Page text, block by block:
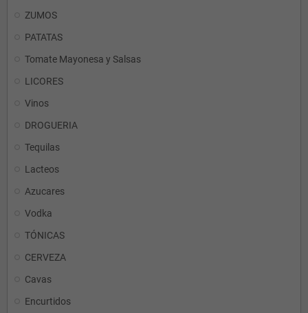
ZUMOS
PATATAS
Tomate Mayonesa y Salsas
LICORES
Vinos
DROGUERIA
Tequilas
Lacteos
Azucares
Vodka
TÓNICAS
CERVEZA
Cavas
Encurtidos